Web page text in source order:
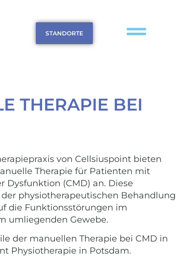
STANDORTE
THERAPIE BEI
von Cellsiuspoint bieten
Therapie für Patienten mit
Dysfunktion (CMD) an. Diese
physiotherapeutischen Behandlung
die Funktionsstörungen im
umliegenden Gewebe.
der manuellen Therapie bei CMD in
Physiotherapie in Potsdam.